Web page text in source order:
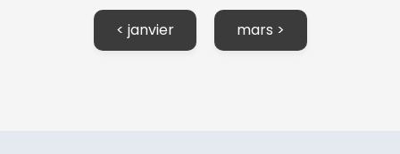
< janvier mars >